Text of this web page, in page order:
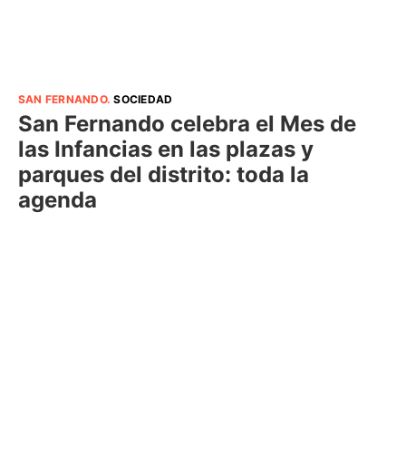
SAN FERNANDO.SOCIEDAD
San Fernando celebra el Mes de
las Infancias en las plazas y
parques del distrito: toda la
agenda